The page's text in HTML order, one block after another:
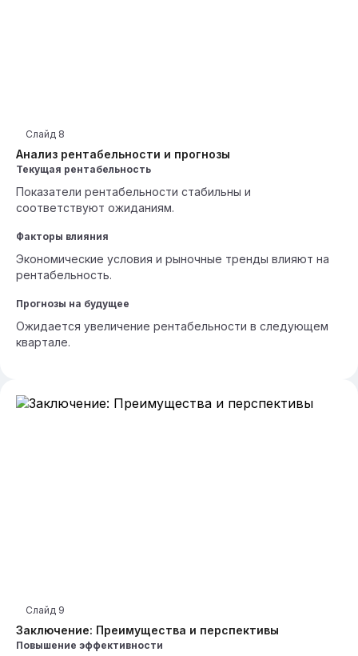
Анализ рентабельности и прогнозы
Слайд 8
Текущая рентабельность
Показатели рентабельности стабильны и
соответствуют ожиданиям.
Факторы влияния
Экономические условия и рыночные тренды влияют на
рентабельность.
Прогнозы на будущее
Ожидается увеличение рентабельности в следующем
квартале.
Заключение: Преимущества и перспективы
Слайд 9
Повышение эффективности